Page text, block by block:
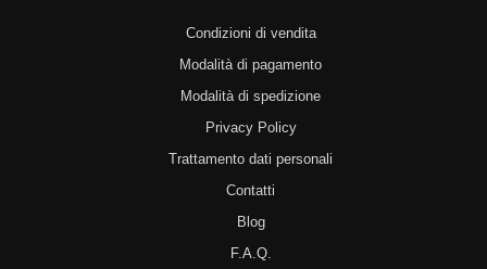
Condizioni di vendita
Modalità di pagamento
Modalità di spedizione
Privacy Policy
Trattamento dati personali
Contatti
Blog
F.A.Q.